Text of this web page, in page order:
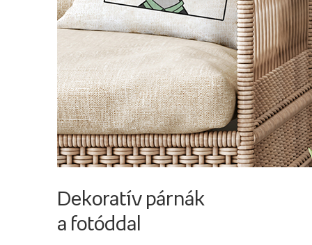
Dekoratív párnák
a fotóddal